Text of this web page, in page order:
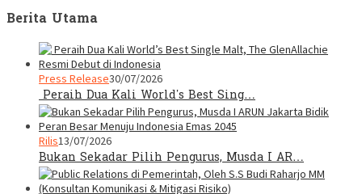
Berita Utama
Press Release30/07/2026
Peraih Dua Kali World’s Best Sing…
Rilis13/07/2026
Bukan Sekadar Pilih Pengurus, Musda I AR…